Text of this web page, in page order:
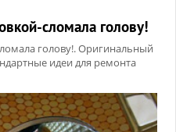
сломала голову!
голову!. Оригинальный
идеи для ремонта